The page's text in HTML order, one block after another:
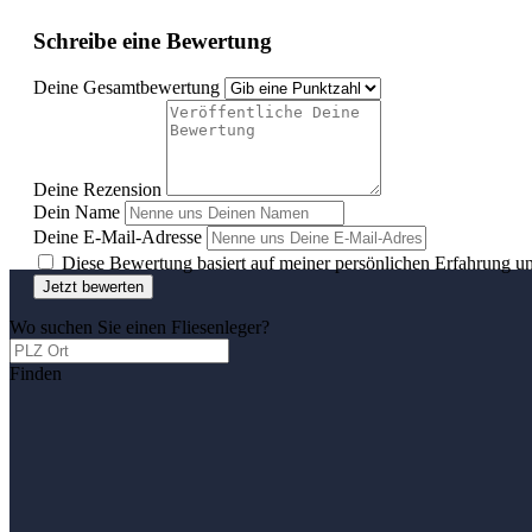
Schreibe eine Bewertung
Deine Gesamtbewertung
Deine Rezension
Dein Name
Deine E-Mail-Adresse
Diese Bewertung basiert auf meiner persönlichen Erfahrung
Jetzt bewerten
Wo suchen Sie einen Fliesenleger?
Finden